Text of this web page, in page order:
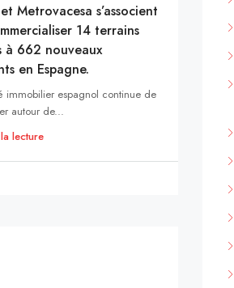
Metrovacesa s’associent
14 terrains
à 662 nouveaux
en Espagne.
immobilier espagnol continue de
autour de...
lecture